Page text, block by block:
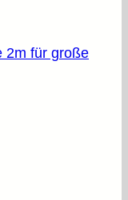
2m für große